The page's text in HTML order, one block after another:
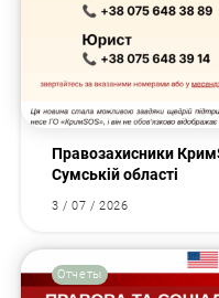
Правозахисники
Сумській області
3 / 07 / 2026
Отчеты